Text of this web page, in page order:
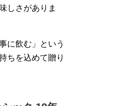
しさがありま
に飲む」という
ちを込めて贈り